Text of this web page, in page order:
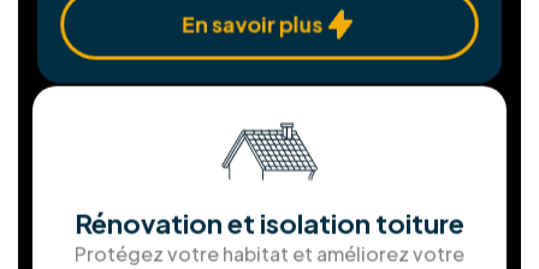
En savoir plus
Solution de stockage d'ènergie
Stockez votre énergie pour une autonomie